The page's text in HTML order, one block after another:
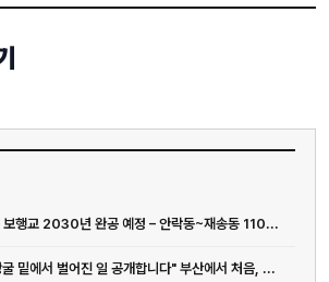
행교 2030년 완공 예정 – 안락동~재송동 110...
밑에서 벌어진 일 공개합니다" 부산에서 처음, ...